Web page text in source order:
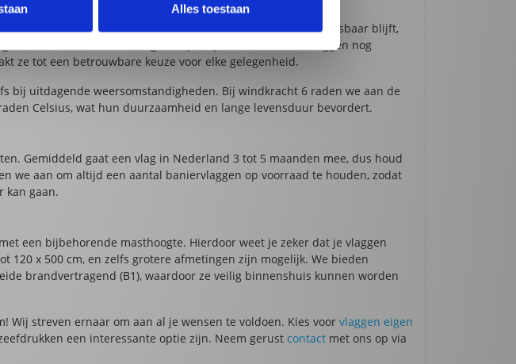
Alles toestaan
van 95%. Dit betekent dat je boodschap duidelijk en leesbaar blijft,
zichtbaar is vanwege het printproces. Wat deze vlaggen nog
ze tot een betrouwbare keuze voor elke gelegenheid.
bij uitdagende weersomstandigheden. Bij windkracht 6 raden we aan de
Celsius, wat hun duurzaamheid en lange levensduur bevordert.
Gemiddeld gaat een vlag in Nederland 3 tot 5 maanden mee, dus houd
we aan om altijd een aantal baniervlaggen op voorraad te houden, zodat
kan gaan.
een bijbehorende masthoogte. Hierdoor weet je zeker dat je vlaggen
120 x 500 cm, en zelfs grotere afmetingen zijn mogelijk. We bieden
brandvertragend (B1), waardoor ze veilig binnenshuis kunnen worden
Wij streven ernaar om aan al je wensen te voldoen. Kies voor vlaggen eigen
een interessante optie zijn. Neem gerust contact met ons op via